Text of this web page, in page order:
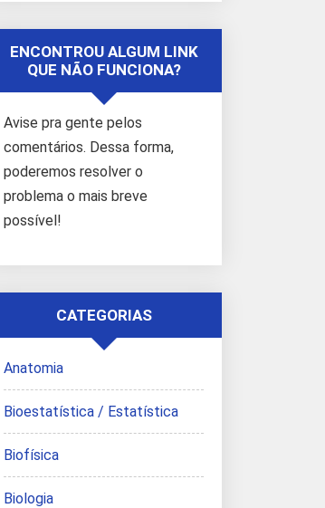
ENCONTROU ALGUM LINK
QUE NÃO FUNCIONA?
Avise pra gente pelos
comentários. Dessa forma,
poderemos resolver o
problema o mais breve
possível!
CATEGORIAS
Anatomia
Bioestatística / Estatística
Biofísica
Biologia